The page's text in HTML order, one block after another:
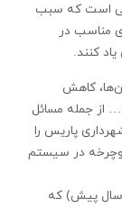
است که سبب
مناسب در
کنند.
کاهش
جمله مسائل
پاریس را
دوچرخه در سیستم
این طرح که از زمان مطرح شدت تا کنون (حدود 10 سال پیش) که